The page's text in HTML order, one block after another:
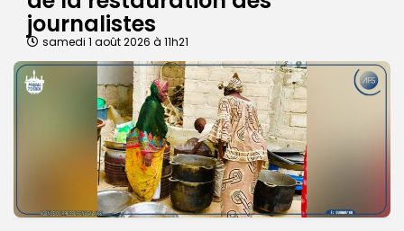
journalistes
samedi 1 août 2026 à 11h21